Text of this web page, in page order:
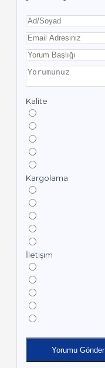
Kalite
Kargolama
İletişim
Yorumu Gönder